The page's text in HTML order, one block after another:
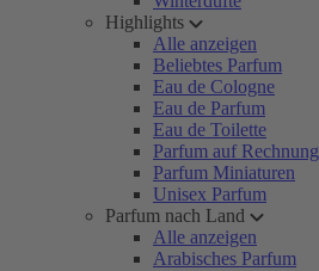
Highlights
Alle anzeigen
Beliebtes Parfum
Eau de Cologne
Eau de Parfum
Eau de Toilette
Parfum auf Rechnung
Parfum Miniaturen
Unisex Parfum
Parfum nach Land
Alle anzeigen
Arabisches Parfum